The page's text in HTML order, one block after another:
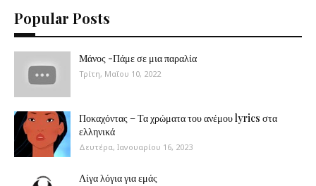
Popular Posts
Μάνος -Πάμε σε μια παραλία
Τρίτη, Μαΐου 10, 2022
Ποκαχόντας – Τα χρώματα του ανέμου lyrics στα
ελληνικά
Δευτέρα, Ιανουαρίου 16, 2023
Λίγα λόγια για εμάς